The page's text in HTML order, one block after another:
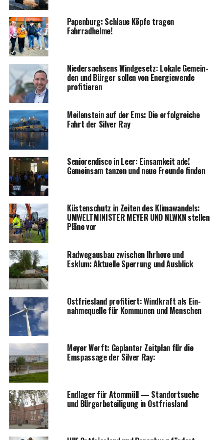
Papen­burg: Schlaue Köp­fe tra­gen
Fahrradhelme!
Nie­der­sach­sens Wind­ge­setz: Loka­le Gemein­
den und Bür­ger sol­len von Ener­gie­wen­de
profitieren
Mei­len­stein auf der Ems: Die erfolg­rei­che
Fahrt der Sil­ver Ray
Senio­ren­dis­co in Leer: Ein­sam­keit ade!
Gemein­sam tan­zen und neue Freun­de finden
Küs­ten­schutz in Zei­ten des Kli­ma­wan­dels:
UMWELTMINISTER MEYER UND NLWKN stel­len
Plä­ne vor
Rad­weg­aus­bau zwi­schen Ihr­ho­ve und
Esklum: Aktu­el­le Sper­rung und Ausblick
Ost­fries­land pro­fi­tiert: Wind­kraft als Ein­
nah­me­quel­le für Kom­mu­nen und Menschen
Mey­er Werft: Geplan­ter Zeit­plan für die
Ems­pas­sa­ge der Sil­ver Ray:
End­la­ger für Atom­müll — Stand­ort­su­che
und Bür­ger­be­tei­li­gung in Ostfriesland